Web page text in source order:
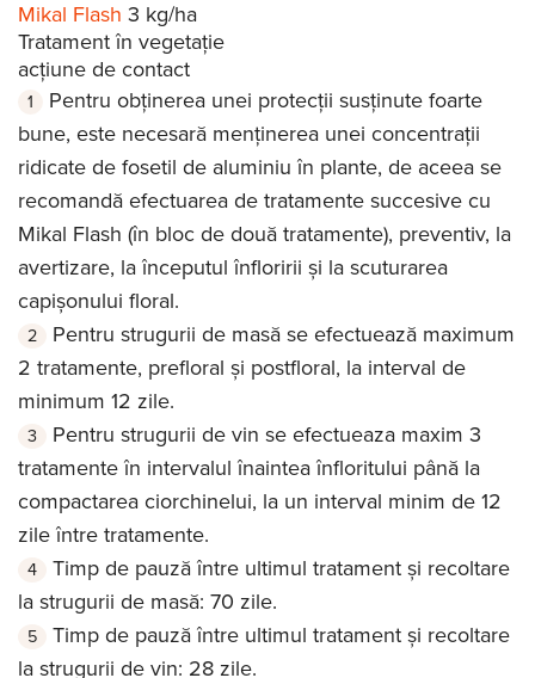
Mikal Flash 3 kg/ha
Tratament în vegetație
acțiune de contact
Pentru obținerea unei protecții susținute foarte
bune, este necesară menținerea unei concentrații
ridicate de fosetil de aluminiu în plante, de aceea se
recomandă efectuarea de tratamente succesive cu
Mikal Flash (în bloc de două tratamente), preventiv, la
avertizare, la începutul înfloririi și la scuturarea
capișonului floral.
Pentru strugurii de masă se efectuează maximum
2 tratamente, prefloral și postfloral, la interval de
minimum 12 zile.
Pentru strugurii de vin se efectueaza maxim 3
tratamente în intervalul înaintea înfloritului până la
compactarea ciorchinelui, la un interval minim de 12
zile între tratamente.
Timp de pauză între ultimul tratament și recoltare
la strugurii de masă: 70 zile.
Timp de pauză între ultimul tratament și recoltare
la strugurii de vin: 28 zile.